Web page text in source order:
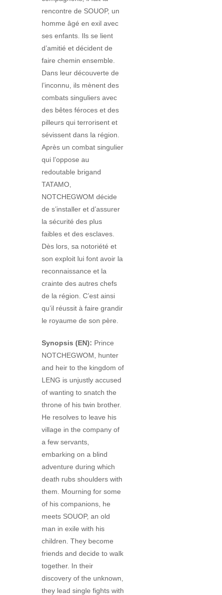
rencontre de SOUOP, un
homme âgé en exil avec
ses enfants. Ils se lient
d’amitié et décident de
faire chemin ensemble.
Dans leur découverte de
l’inconnu, ils mènent des
combats singuliers avec
des bêtes féroces et des
pilleurs qui terrorisent et
sévissent dans la région.
Après un combat singulier
qui l’oppose au
redoutable brigand
TATAMO,
NOTCHEGWOM décide
de s’installer et d’assurer
la sécurité des plus
faibles et des esclaves.
Dès lors, sa notoriété et
son exploit lui font avoir la
reconnaissance et la
crainte des autres chefs
de la région. C’est ainsi
qu’il réussit à faire grandir
le royaume de son père.
Synopsis (EN): Prince
NOTCHEGWOM, hunter
and heir to the kingdom of
LENG is unjustly accused
of wanting to snatch the
throne of his twin brother.
He resolves to leave his
village in the company of
a few servants,
embarking on a blind
adventure during which
death rubs shoulders with
them. Mourning for some
of his companions, he
meets SOUOP, an old
man in exile with his
children. They become
friends and decide to walk
together. In their
discovery of the unknown,
they lead single fights with